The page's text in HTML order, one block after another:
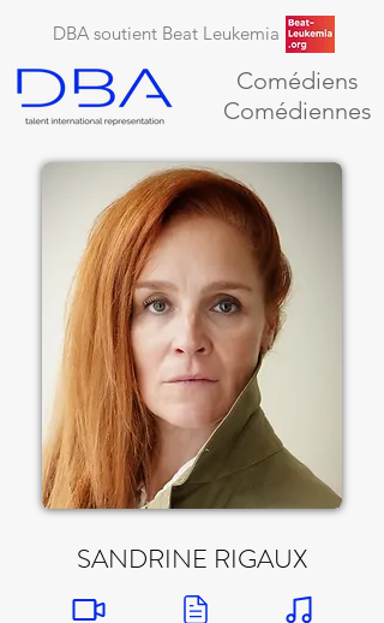
DBA soutient Beat Leukemia
Comédiens
Comédiennes
SANDRINE RIGAUX